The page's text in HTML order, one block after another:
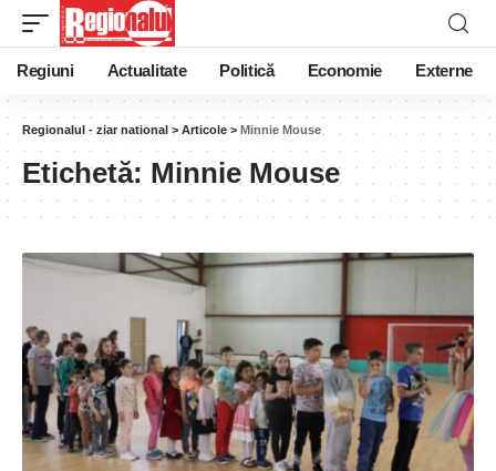
Regiuni Actualitate Politică Economie Externe
Regionalul - ziar national > Articole > Minnie Mouse
Etichetă: Minnie Mouse